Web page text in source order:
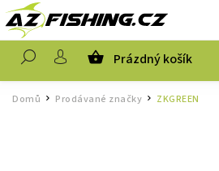
Prázdný košík
Domů / Prodávané značky / ZKGREEN